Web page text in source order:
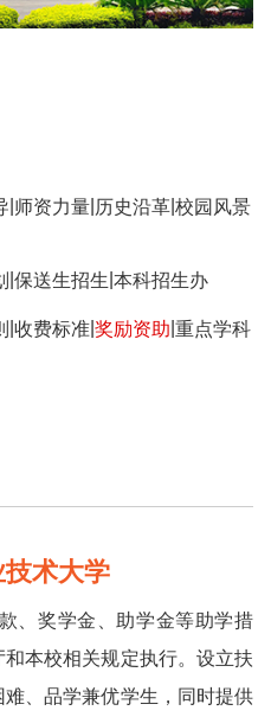
师资力量 历史沿革 校园风景
保送生招生 本科招生办
收费标准 奖励资助 重点学科
术大学
、奖学金、助学金等助学措
本校相关规定执行。设立扶
、品学兼优学生，同时提供